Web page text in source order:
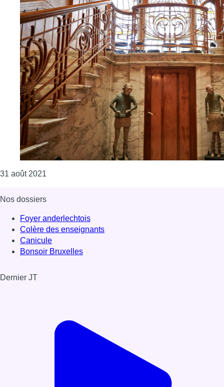
31 août 2021
Nos dossiers
Foyer anderlechtois
Colère des enseignants
Canicule
Bonsoir Bruxelles
Dernier JT